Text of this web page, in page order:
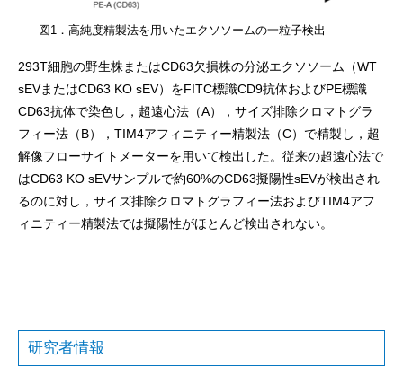
図1．高純度精製法を用いたエクソソームの一粒子検出
293T細胞の野生株またはCD63欠損株の分泌エクソソーム（WT
sEVまたはCD63 KO sEV）をFITC標識CD9抗体およびPE標識
CD63抗体で染色し，超遠心法（A），サイズ排除クロマトグラ
フィー法（B），TIM4アフィニティー精製法（C）で精製し，超
解像フローサイトメーターを用いて検出した。従来の超遠心法で
はCD63 KO sEVサンプルで約60%のCD63擬陽性sEVが検出され
るのに対し，サイズ排除クロマトグラフィー法およびTIM4アフ
ィニティー精製法では擬陽性がほとんど検出されない。
研究者情報